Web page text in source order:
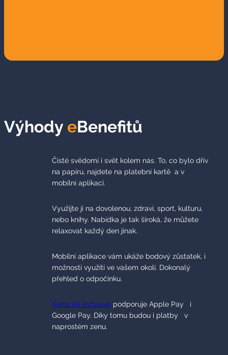
Výhody eBenefitů
Čisté svědomí i svět kolem nás. To, co bylo dřív
na papíru, najdete na platební kartě a v
mobilní aplikaci.
Využijte ji na dovolenou, zdraví, sport, kulturu,
nebo knihy. Nabídka je tak široká, že můžete
relaxovat každý den jinak.
Mobilní aplikace vám ukáže bodový zůstatek, i
možnosti využití ve vašem okolí. Dokonalý
přehled o odpočinku.
Karta All Inclusive podporuje Apple Pay i
Google Pay. Díky tomu budou i platby v
naprostém zenu.